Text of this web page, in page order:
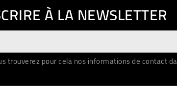
À LA NEWSLETTER
trouverez pour cela nos informations de contact